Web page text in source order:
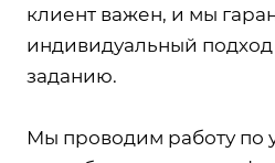
клиент важен, и мы
индивидуальный
заданию.
Мы проводим работу по